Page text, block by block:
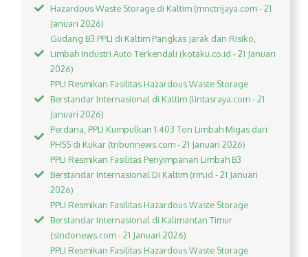
Hazardous Waste Storage di Kaltim (mnctrijaya.com - 21
Januari 2026)
Gudang B3 PPLI di Kaltim Pangkas Jarak dan Risiko,
Limbah Industri Auto Terkendali (kotaku.co.id - 21 Januari
2026)
PPLI Resmikan Fasilitas Hazardous Waste Storage
Berstandar Internasional di Kaltim (lintasraya.com - 21
Januari 2026)
Perdana, PPLI Kumpulkan 1.403 Ton Limbah Migas dari
PHSS di Kukar (tribunnews.com - 21 Januari 2026)
PPLI Resmikan Fasilitas Penyimpanan Limbah B3
Berstandar Internasional Di Kaltim (rm.id - 21 Januari
2026)
PPLI Resmikan Fasilitas Hazardous Waste Storage
Berstandar Internasional di Kalimantan Timur
(sindonews.com - 21 Januari 2026)
PPLI Resmikan Fasilitas Hazardous Waste Storage